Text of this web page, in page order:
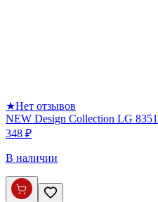
★Нет отзывов
NEW Design Collection LG
348 ₽
В наличии